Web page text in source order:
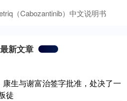
（Cabozantinib）中文说明书
最新文章
生与谢富治签字批准，处决了一
徒